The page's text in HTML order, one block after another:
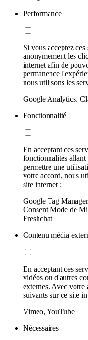
Performance
Si vous acceptez
anonymement les
internet afin de
permanence
nous utilisons les
Google Analytics,
Fonctionnalité
En acceptant ces
fonctionnalités allant
permettre une
votre accord, nous
site internet :
Google Tag
Consent Mode de
Freshchat
Contenu média
En acceptant ces
vidéos ou d'autres
externes. Avec votre
suivants sur ce site
Vimeo, YouTube
Nécessaires